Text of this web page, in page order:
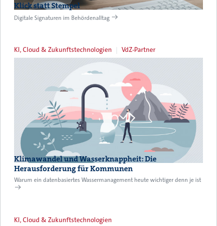
Klick statt Stempel
Digitale Signaturen im Behördenalltag
KI, Cloud & Zukunftstechnologien VdZ-Partner
Klimawandel und Wasserknappheit: Die
Herausforderung für Kommunen
Warum ein datenbasiertes Wassermanagement heute wichtiger denn je ist
KI, Cloud & Zukunftstechnologien